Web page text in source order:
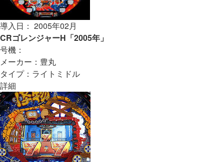
導入日： 2005年02月
CRゴレンジャーH「2005年」
号機：
メーカー：豊丸
タイプ：ライトミドル
詳細